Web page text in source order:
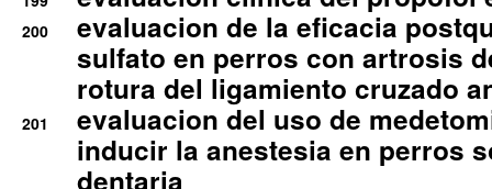
200
evaluacion de la eficacia
sulfato en perros con artrosis
rotura del ligamiento cruzado
201
evaluacion del uso de
inducir la anestesia en perros
dentaria